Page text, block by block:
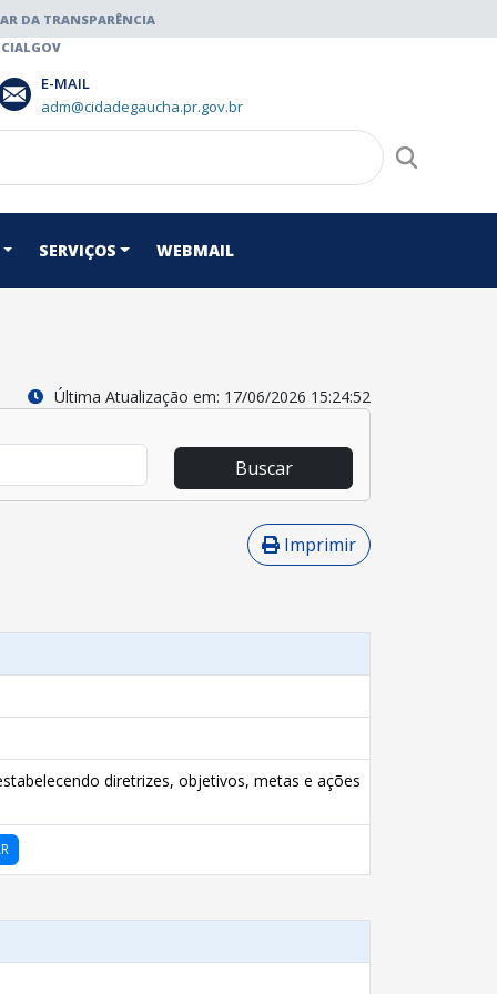
DA TRANSPARÊNCIA
E-MAIL
adm@cidadegaucha.pr.gov.br
SERVIÇOS WEBMAIL
Última Atualização em: 17/06/2026 15:24:52
Buscar
Imprimir
diretrizes, objetivos, metas e ações